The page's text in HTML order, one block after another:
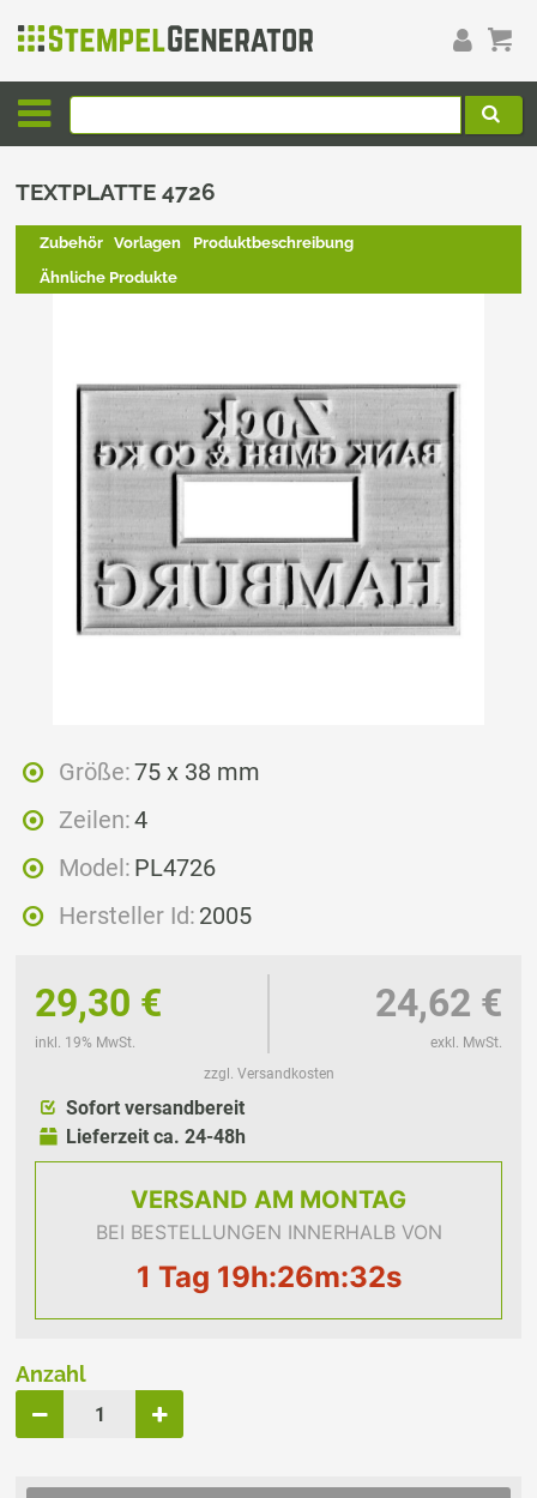
TEXTPLATTE 4726
Zubehör Vorlagen
Produktbeschreibung
Ähnliche Produkte
Größe:75 x 38 mm
Zeilen:4
Model: PL4726
Hersteller Id: 2005
29,30 €
inkl. 19% MwSt.
24,62 €
exkl. MwSt.
zzgl. Versandkosten
Sofort versandbereit
Lieferzeit ca. 24-48h
VERSAND AM MONTAG
BEI BESTELLUNGEN INNERHALB VON
1 Tag 19h:26m:32s
Anzahl